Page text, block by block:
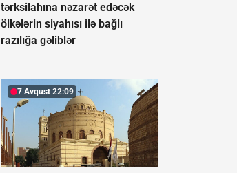
tərksilahına nəzarət edəcək
ölkələrin siyahısı ilə bağlı
razılığa gəliblər
7 Avqust 22:09